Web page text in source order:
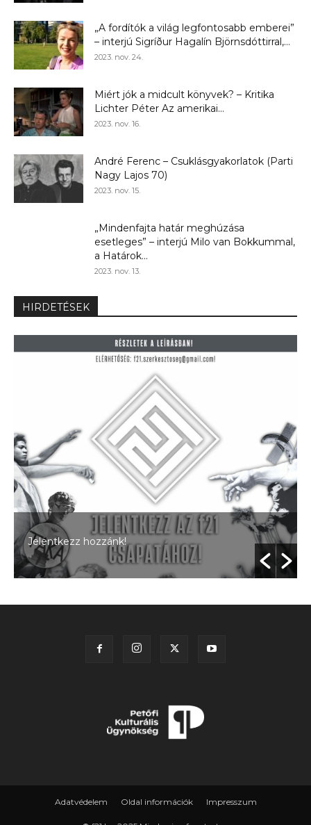
„A fordítók a világ legfontosabb emberei”
– interjú Sigríður Hagalín Björnsdóttirral,...
2023. nov. 24.
Miért jók a midcult könyvek? – Kritika
Lichter Péter Az amerikai...
2023. nov. 16.
André Ferenc – Csuklásgyakorlatok (Parti
Nagy Lajos 70)
2023. nov. 15.
„Mindenfajta határ meghúzása
esetleges” – interjú Milo van Bokkummal,
a Határok...
2023. nov. 13.
HIRDETÉSEK
Jelentkezz hozzánk!
Adatvédelem Oldal információk Impresszum